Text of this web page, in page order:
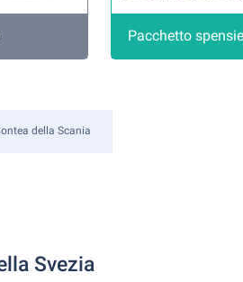
Pacchetto
della Scania
Svezia